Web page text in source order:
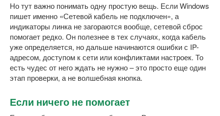
Но тут важно понимать одну простую вещь. Если Windows
пишет именно «Сетевой кабель не подключен», а
индикаторы линка не загораются вообще, сетевой сброс
помогает редко. Он полезнее в тех случаях, когда кабель
уже определяется, но дальше начинаются ошибки с IP-
адресом, доступом к сети или конфликтами настроек. То
есть чудес от него ждать не нужно – это просто еще один
этап проверки, а не волшебная кнопка.
Если ничего не помогает